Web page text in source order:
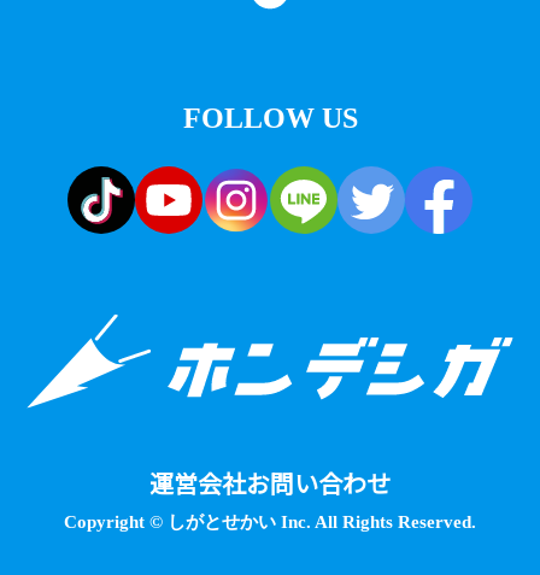
FOLLOW US
運営会社お問い合わせ
Copyright © しがとせかい Inc. All Rights Reserved.